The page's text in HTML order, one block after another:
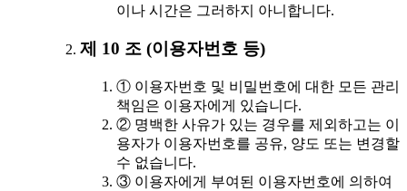
이나 시간은 그러하지 아니합니다.
제 10 조 (이용자번호 등)
① 이용자번호 및 비밀번호에 대한 모든 관리
책임은 이용자에게 있습니다.
② 명백한 사유가 있는 경우를 제외하고는 이
용자가 이용자번호를 공유, 양도 또는 변경할
수 없습니다.
③ 이용자에게 부여된 이용자번호에 의하여